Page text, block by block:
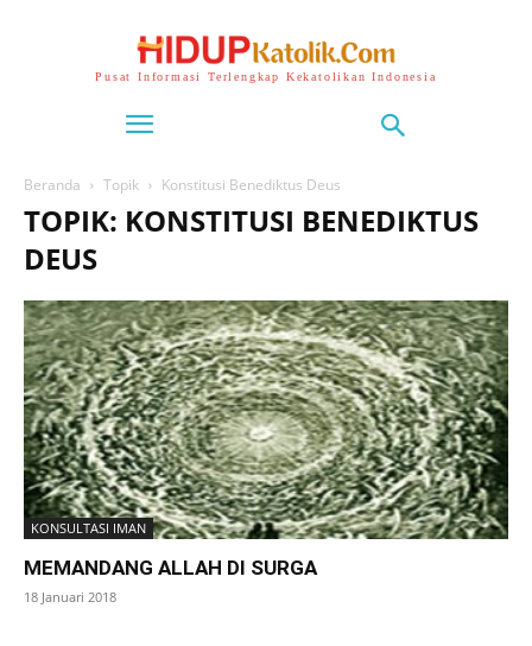
Pusat Informasi Terlengkap Kekatolikan Indonesia
Beranda Topik Konstitusi Benediktus Deus
TOPIK: KONSTITUSI BENEDIKTUS
DEUS
KONSULTASI IMAN
MEMANDANG ALLAH DI SURGA
18 Januari 2018